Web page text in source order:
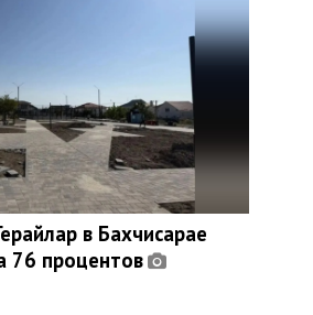
в Бахчисарае
76 процентов